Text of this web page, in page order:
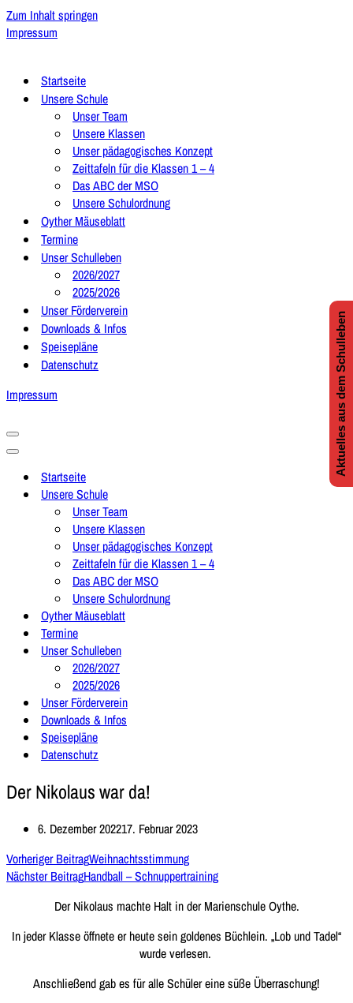
Zum Inhalt springen
Impressum
Startseite
Unsere Schule
Unser Team
Unsere Klassen
Unser pädagogisches Konzept
Zeittafeln für die Klassen 1 – 4
Das ABC der MSO
Unsere Schulordnung
Oyther Mäuseblatt
Termine
Unser Schulleben
2026/2027
2025/2026
Unser Förderverein
Downloads & Infos
Speisepläne
Datenschutz
Impressum
Navigationsmenü
Navigationsmenü
Startseite
Unsere Schule
Unser Team
Unsere Klassen
Unser pädagogisches Konzept
Zeittafeln für die Klassen 1 – 4
Das ABC der MSO
Unsere Schulordnung
Oyther Mäuseblatt
Termine
Unser Schulleben
2026/2027
2025/2026
Unser Förderverein
Downloads & Infos
Speisepläne
Datenschutz
Der Nikolaus war da!
6. Dezember 202217. Februar 2023
Vorheriger BeitragWeihnachtsstimmung
Nächster BeitragHandball – Schnuppertraining
Der Nikolaus machte Halt in der Marienschule Oythe.
In jeder Klasse öffnete er heute sein goldenes Büchlein. „Lob und Tadel“
wurde verlesen.
Anschließend gab es für alle Schüler eine süße Überraschung!
Aktuelles aus dem Schulleben